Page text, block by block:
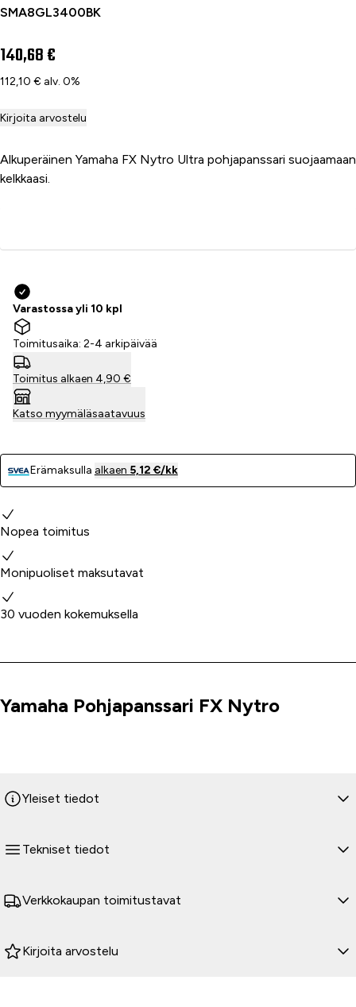
SMA8GL3400BK
140,68 €
112,10 € alv. 0%
Kirjoita arvostelu
Alkuperäinen Yamaha FX Nytro Ultra pohjapanssari suojaamaan
kelkkaasi.
Varastossa yli 10 kpl
Toimitusaika: 2-4 arkipäivää
Toimitus alkaen 4,90 €
Katso myymäläsaatavuus
Erämaksulla alkaen 5,12 €/kk
Miksi valita meidät?
Nopea toimitus
Monipuoliset maksutavat
30 vuoden kokemuksella
Tuoteinfo
Yamaha Pohjapanssari FX Nytro
Yleiset tiedot
Tekniset tiedot
Verkkokaupan toimitustavat
Kirjoita arvostelu